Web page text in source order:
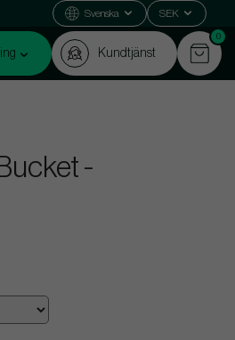
Svenska SEK
Kundtjänst
0
-